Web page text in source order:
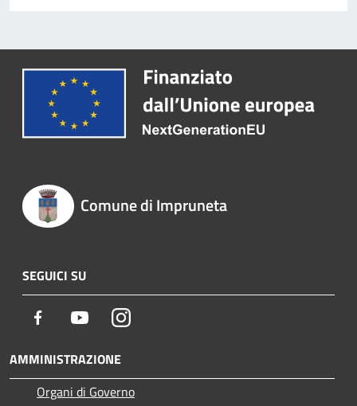
Comune di Impruneta
SEGUICI SU
Facebook YoutubeInstagram
AMMINISTRAZIONE
Organi di Governo